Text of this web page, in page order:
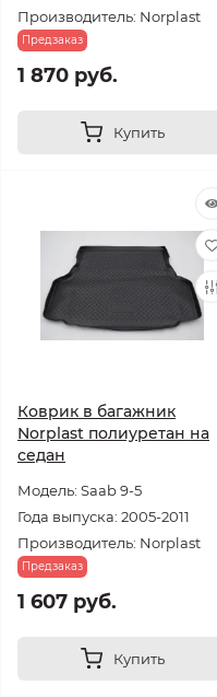
Производитель: Norplast
Предзаказ
1 870 руб.
Купить
Коврик в багажник
Norplast полиуретан на
седан
Модель: Saab 9-5
Года выпуска: 2005-2011
Производитель: Norplast
Предзаказ
1 607 руб.
Купить